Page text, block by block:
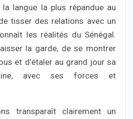
la langue la plus répandue au
tisser des relations avec un
les réalités du Sénégal.
la garde, de se montrer
et d’étaler au grand jour sa
avec ses forces et
transparaît clairement un